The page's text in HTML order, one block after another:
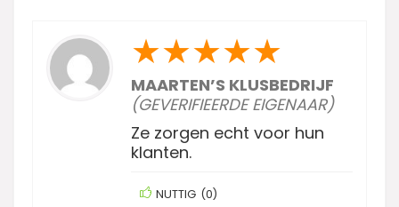
★★★★★
MAARTEN’S KLUSBEDRIJF
(GEVERIFIEERDE EIGENAAR)
Ze zorgen echt voor hun
klanten.
NUTTIG (0)